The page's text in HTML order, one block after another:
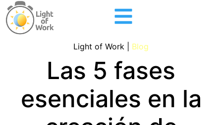
Light of Work | Blog
Las 5 fases
esenciales en la